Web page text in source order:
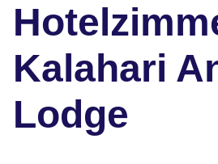
Kalahari
Lodge